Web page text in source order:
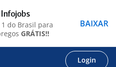
Login
1 do Brasil para
GRÁTIS!!
BAIXAR